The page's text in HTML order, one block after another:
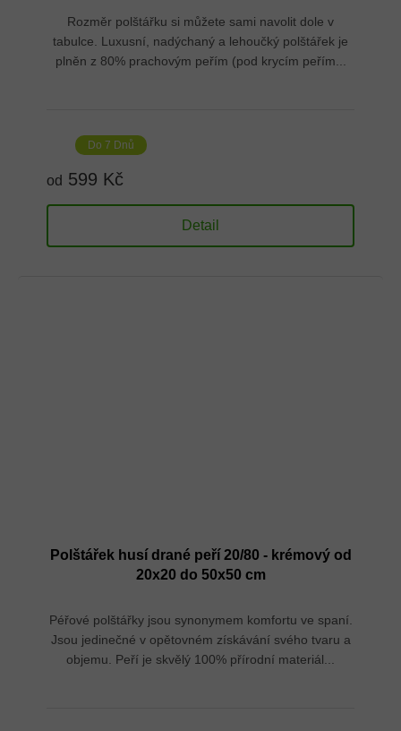
Rozměr polštářku si můžete sami navolit dole v
tabulce. Luxusní, nadýchaný a lehoučký polštářek je
plněn z 80% prachovým peřím (pod krycím peřím...
Do 7 Dnů
od 599 Kč
Detail
Polštářek husí drané peří 20/80 - krémový od
20x20 do 50x50 cm
Péřové polštářky jsou synonymem komfortu ve spaní.
Jsou jedinečné v opětovném získávání svého tvaru a
objemu. Peří je skvělý 100% přírodní materiál...